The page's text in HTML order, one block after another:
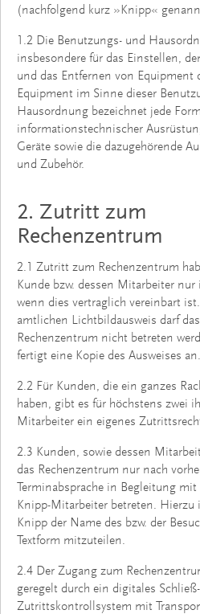
(nachfolgend kurz »Knipp«
1.2 Die Benutzungs- und
insbesondere für das Einstellen,
und das Entfernen von Equipment
Equipment im Sinne dieser
Hausordnung bezeichnet jede Form
informationstechnischer
Geräte sowie die dazugehörende
und Zubehör.
2. Zutritt zum
Rechenzentrum
2.1 Zutritt zum Rechenzentrum
Kunde bzw. dessen Mitarbeiter nur
wenn dies vertraglich vereinbart
amtlichen Lichtbildausweis darf das
Rechenzentrum nicht betreten
fertigt eine Kopie des Ausweises an.
2.2 Für Kunden, die ein ganzes
haben, gibt es für höchstens zwei
Mitarbeiter ein eigenes
2.3 Kunden, sowie dessen
das Rechenzentrum nur nach
Terminabsprache in Begleitung mit
Knipp-Mitarbeiter betreten. Hierzu
Knipp der Name des bzw. der
Textform mitzuteilen.
2.4 Der Zugang zum
geregelt durch ein digitales
Zutrittskontrollsystem mit